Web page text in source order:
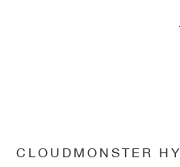
CLOUDMONSTER